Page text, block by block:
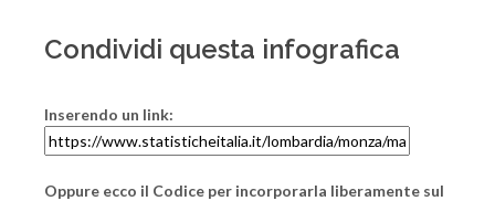
Condividi questa infografica
Inserendo un link:
Oppure ecco il Codice per incorporarla liberamente sul